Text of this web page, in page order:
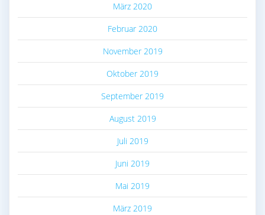
März 2020
Februar 2020
November 2019
Oktober 2019
September 2019
August 2019
Juli 2019
Juni 2019
Mai 2019
März 2019